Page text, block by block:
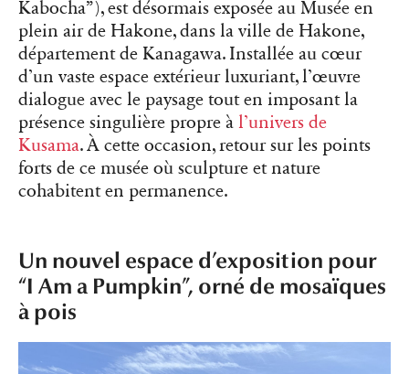
Kabocha”), est désormais exposée au Musée en
plein air de Hakone, dans la ville de Hakone,
département de Kanagawa. Installée au cœur
d’un vaste espace extérieur luxuriant, l’œuvre
dialogue avec le paysage tout en imposant la
présence singulière propre à l’univers de
Kusama. À cette occasion, retour sur les points
forts de ce musée où sculpture et nature
cohabitent en permanence.
Un nouvel espace d’exposition pour
“I Am a Pumpkin”, orné de mosaïques
à pois